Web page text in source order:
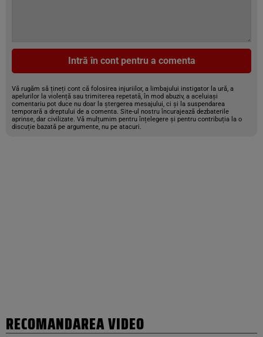
Intră în cont pentru a comenta
Vă rugăm să țineți cont că folosirea injuriilor, a limbajului instigator la ură, a
apelurilor la violență sau trimiterea repetată, în mod abuziv, a aceluiași
comentariu pot duce nu doar la ștergerea mesajului, ci și la suspendarea
temporară a dreptului de a comenta. Site-ul nostru încurajează dezbaterile
aprinse, dar civilizate. Vă mulțumim pentru înțelegere și pentru contribuția la o
discuție bazată pe argumente, nu pe atacuri.
RECOMANDAREA VIDEO